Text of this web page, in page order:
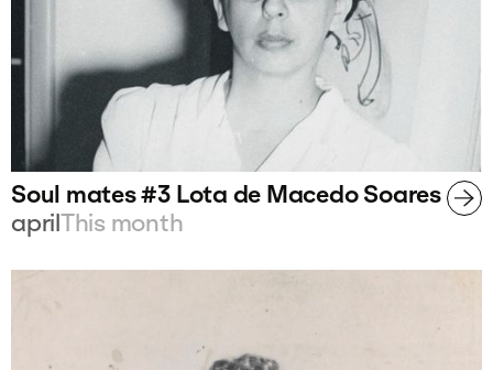
Soul mates #3 Lota de Macedo Soares
aprilThis month